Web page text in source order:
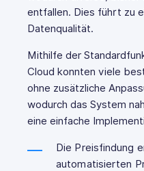
entfallen. Dies führt zu
Datenqualität.
Mithilfe der
Cloud konnten viele
ohne zusätzliche
wodurch das System
eine einfache
Die Preisfindung
automatisierten